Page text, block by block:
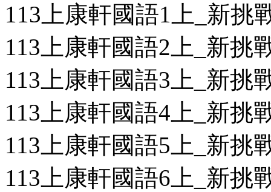
113上康軒國語1上_新挑
113上康軒國語2上_新挑
113上康軒國語3上_新挑
113上康軒國語4上_新挑
113上康軒國語5上_新挑
113上康軒國語6上_新挑